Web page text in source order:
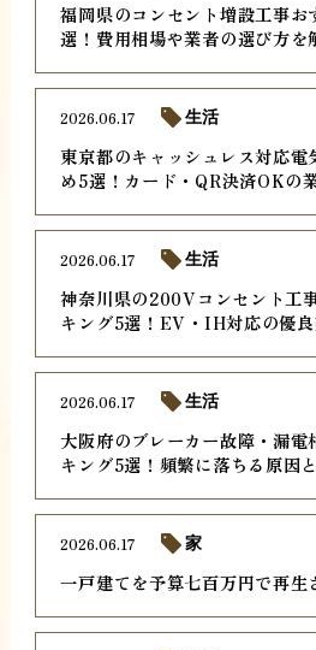
福岡県のコンセント増設工事お
選！費用相場や業者の選び方を
東京都のキャッシュレス対応電
め5選！カード・QR決済OKの
2026.06.17 生活
神奈川県の200Vコンセント工
キング5選！EV・IH対応の優
2026.06.17 生活
大阪府のブレーカー故障・漏電
キング5選！頻繁に落ちる原因
2026.06.17 生活
一戸建てを予算七百万円で再生
2026.06.17 家